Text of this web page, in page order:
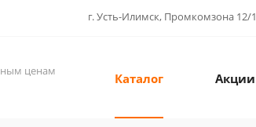
г. Усть-Илимск, Промкомзона 12/1
ценам
Каталог Акции